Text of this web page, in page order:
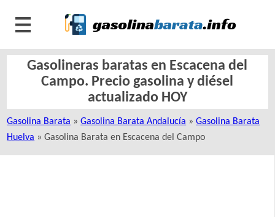
Gasolineras baratas en Escacena del
Campo. Precio gasolina y diésel
actualizado HOY
Gasolina Barata »Gasolina Barata Andalucía »Gasolina Barata
Huelva » Gasolina Barata en Escacena del Campo